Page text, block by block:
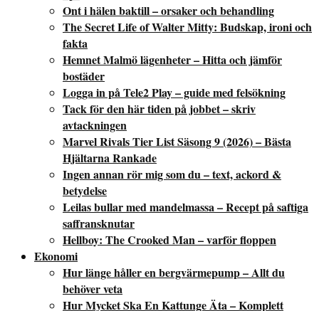
Ont i hälen baktill – orsaker och behandling
The Secret Life of Walter Mitty: Budskap, ironi och
fakta
Hemnet Malmö lägenheter – Hitta och jämför
bostäder
Logga in på Tele2 Play – guide med felsökning
Tack för den här tiden på jobbet – skriv
avtackningen
Marvel Rivals Tier List Säsong 9 (2026) – Bästa
Hjältarna Rankade
Ingen annan rör mig som du – text, ackord &
betydelse
Leilas bullar med mandelmassa – Recept på saftiga
saffransknutar
Hellboy: The Crooked Man – varför floppen
Ekonomi
Hur länge håller en bergvärmepump – Allt du
behöver veta
Hur Mycket Ska En Kattunge Äta – Komplett